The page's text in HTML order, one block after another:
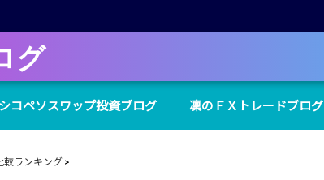
グ
コペソスワップ投資ブログ 凜のＦＸトレードブログ
較ランキング